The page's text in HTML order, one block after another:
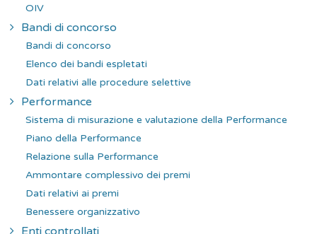
OIV
Bandi di concorso
Bandi di concorso
Elenco dei bandi espletati
Dati relativi alle procedure selettive
Performance
Sistema di misurazione e valutazione della Performance
Piano della Performance
Relazione sulla Performance
Ammontare complessivo dei premi
Dati relativi ai premi
Benessere organizzativo
Enti controllati